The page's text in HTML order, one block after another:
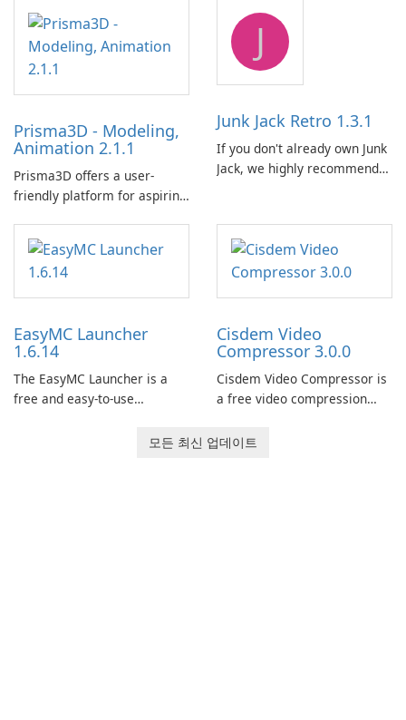
소프트웨어는 사용자에게 다양
한 장치와 전자책 형식에서 전
자책을 구성, 변환, 편집 및 동
기화하기 위한 포괄적인 솔루션
을 제공합니다.
emulator built atop the
BlueStacks engine and tuned
for MSI hardware.
Prisma3D - Modeling,
Animation 2.1.1
Prisma3D offers a user-
friendly platform for aspiring
imagination to life. With a
wide range of tools and
features, this app allows
users to easily design 3D
captivating animated scenes.
J
Junk Jack Retro 1.3.1
If you don't already own Junk
Jack, we highly recommend
This game is where it all
began! Junk Jack Retro,
formerly known as Junk Jack,
EasyMC Launcher
1.6.14
The EasyMC Launcher is a
free and easy-to-use
developed by EasyMC. It
Cisdem Video
Compressor 3.0.0
Cisdem Video Compressor is
a free video compression
users to compress media
모든 최신 업데이트